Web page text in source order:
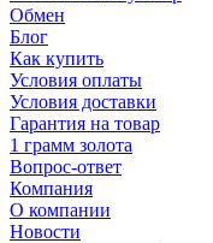
Обмен
Блог
Как купить
Условия оплаты
Условия доставки
Гарантия на товар
1 грамм золота
Вопрос-ответ
Компания
О компании
Новости